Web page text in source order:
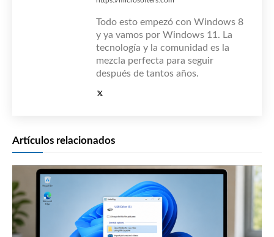
Todo esto empezó con Windows 8
y ya vamos por Windows 11. La
tecnología y la comunidad es la
mezcla perfecta para seguir
después de tantos años.
Artículos relacionados